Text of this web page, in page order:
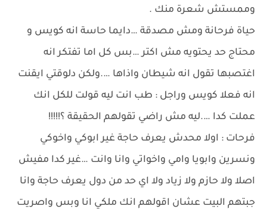
وممستش شعرة منك .
حياة فرحانة ومش مصدقة …دايما حاسة انه كويس و
محتاج حد يحتويه مش اكتر …بس كل اما تفتكر انه
اغتصبها تقول انه شيطان واذاها ….ولكن دلوقتي ايقنت
انه فعلا كويس وراجل : طب انت ليه قولت للكل انك
عملت كدا ….ليه مش راضي تقولهم الحقيقة ؟!!!!!
فرحات : اولا محدش يعرف حاجة غير ابوكي واخوكي
ونسرين وابويا وامي واخواتي وانا وانت …غير كدا مفيش
اصلا ولا حازم ولا زياد ولا اي حد من دول يعرف حاجة وانا
جبتهم البيت عشان اقولهم انك ملكي انا وبس واصريت